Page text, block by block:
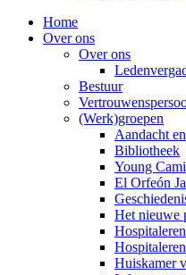
Home
Over ons
Over ons
Bestuur
(Werk)groepen
Aandacht
Bibliotheek
Young
El Orfeón
Het nieuwe
Hospitaleren
Huiskamer